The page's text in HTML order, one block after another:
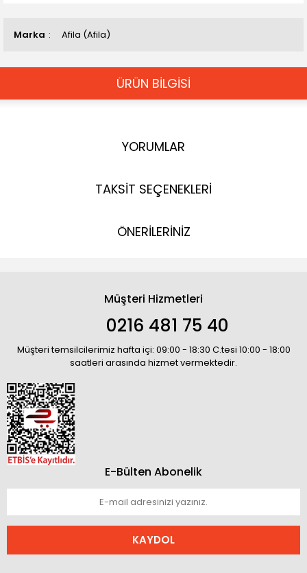
Marka Afila (Afila)
ÜRÜN BİLGİSİ
YORUMLAR
TAKSİT SEÇENEKLERİ
ÖNERİLERİNİZ
Müşteri Hizmetleri
0216 481 75 40
Müşteri temsilcilerimiz hafta içi: 09:00 - 18:30 C.tesi 10:00 - 18:00
saatleri arasında hizmet vermektedir.
E-Bülten Abonelik
KAYDOL